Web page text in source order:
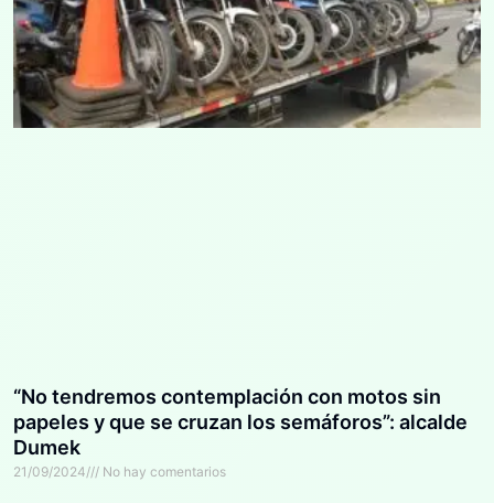
“No tendremos contemplación con motos sin
papeles y que se cruzan los semáforos”: alcalde
Dumek
21/09/2024 No hay comentarios